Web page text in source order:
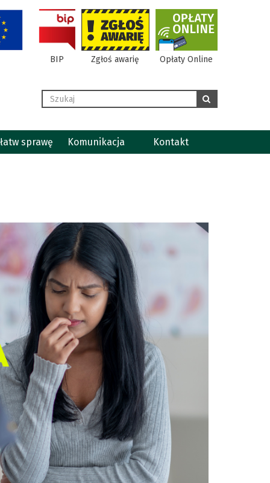
BIP Zgłoś awarię Opłaty Online
Wyszukaj szukaj
sprawę Komunikacja Kontakt